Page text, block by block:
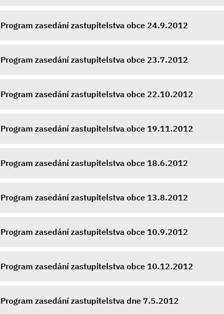
Program zasedání zastupitelstva obce 24.9.2012
Program zasedání zastupitelstva obce 23.7.2012
Program zasedání zastupitelstva obce 22.10.2012
Program zasedání zastupitelstva obce 19.11.2012
Program zasedání zastupitelstva obce 18.6.2012
Program zasedání zastupitelstva obce 13.8.2012
Program zasedání zastupitelstva obce 10.9.2012
Program zasedání zastupitelstva obce 10.12.2012
Program zasedání zastupitelstva dne 7.5.2012